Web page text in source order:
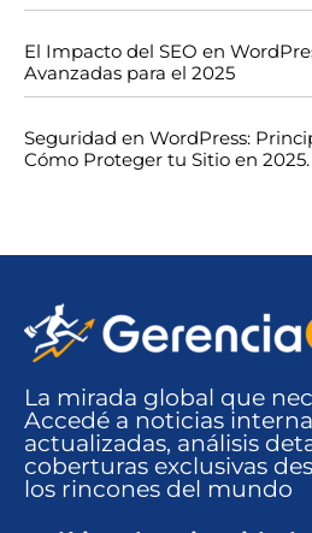
El Impacto del SEO en
Avanzadas para el 2025
Seguridad en WordPress:
Cómo Proteger tu Sitio en 2025.
La mirada global que
Accedé a noticias
actualizadas, análisis
coberturas exclusivas
los rincones del mundo​